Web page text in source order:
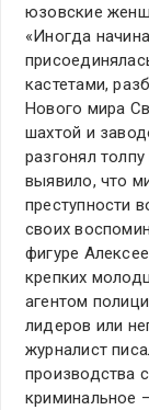
юзовские
«Иногда
кастетами,
Нового мира
шахтой и
разгонял
выявило, что
преступности
своих
фигуре
крепких
агентом
лидеров или
журналист
производства
криминальное